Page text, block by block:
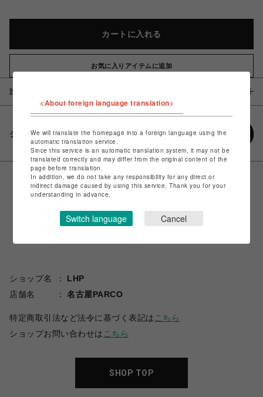
カートに入れる
お気に入りアイテムに追加
注意事項
シェアする
ショップ名
LHP
店舗名
名古屋PARCO
特定商取引法など法令に基づく表記は こちら
ショップお問い合わせは こちら
SHOP TOP
<About foreign language translation>
We will translate the homepage into a foreign language using the
automatic translation service.
Since this service is an automatic translation system, it may not be
translated correctly and may differ from the original content of the
page before translation.
In addition, we do not take any responsibility for any direct or
indirect damage caused by using this service. Thank you for your
understanding in advance.
Switch language Cancel